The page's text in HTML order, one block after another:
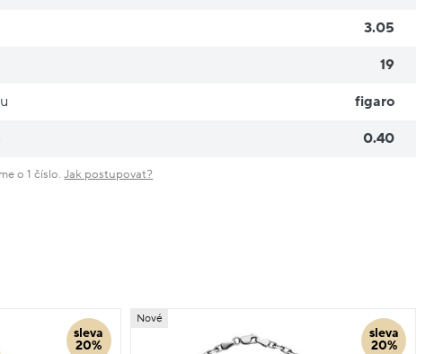
3.05
19
figaro
0.40
o 1 číslo.Jak postupovat?
sleva
20%
sleva
20%
Nové